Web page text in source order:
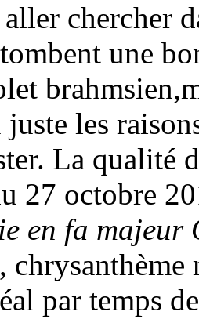
chercher
une
les
La qualité
27 octobre
en fa majeur
chrysanthème
par temps